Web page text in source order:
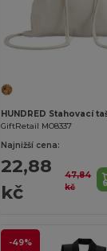
HUNDRED Stahovací
GiftRetail MO8337
Najnižší cena:
22,88
kč
47,84
kč
-49%